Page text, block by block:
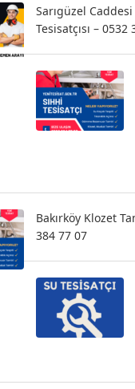
Sarıgüzel Caddesi
Tesisatçısı – 0532
Bakırköy Klozet
384 77 07